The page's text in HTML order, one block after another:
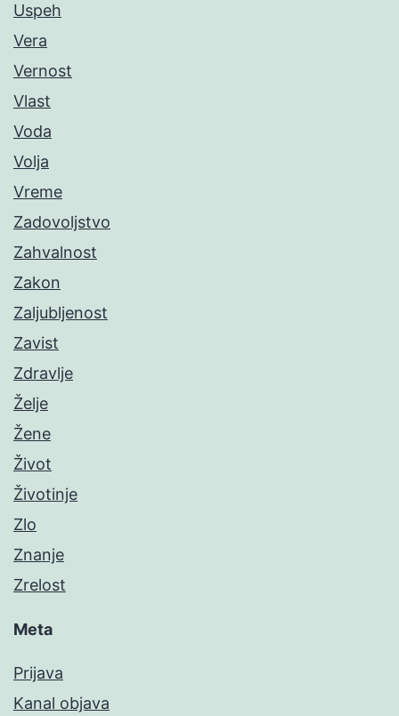
Uspeh
Vera
Vernost
Vlast
Voda
Volja
Vreme
Zadovoljstvo
Zahvalnost
Zakon
Zaljubljenost
Zavist
Zdravlje
Želje
Žene
Život
Životinje
Zlo
Znanje
Zrelost
Meta
Prijava
Kanal objava